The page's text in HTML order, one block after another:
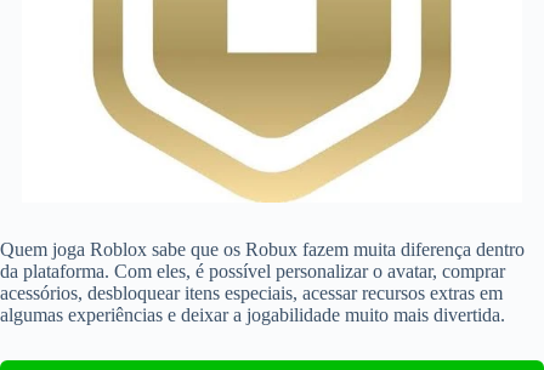
Quem joga Roblox sabe que os Robux fazem muita diferença dentro
da plataforma. Com eles, é possível personalizar o avatar, comprar
acessórios, desbloquear itens especiais, acessar recursos extras em
algumas experiências e deixar a jogabilidade muito mais divertida.